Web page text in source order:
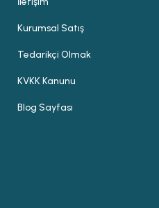
Kurumsal Satış
Tedarikçi Olmak
KVKK Kanunu
Blog Sayfası